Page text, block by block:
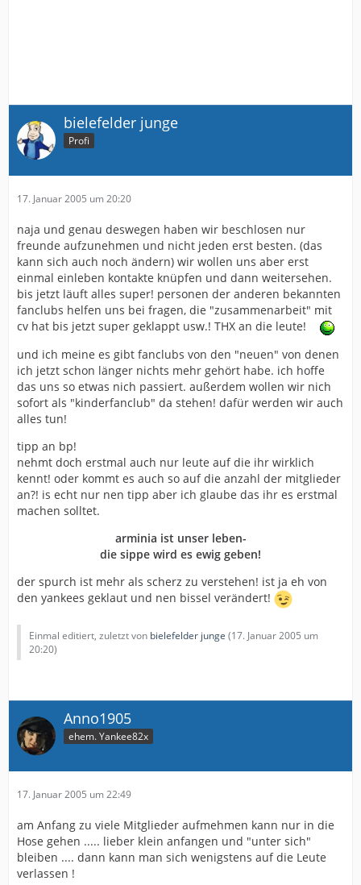
bielefelder junge
Profi
17. Januar 2005 um 20:20
naja und genau deswegen haben wir beschlosen nur
freunde aufzunehmen und nicht jeden erst besten. (das
kann sich auch noch ändern) wir wollen uns aber erst
einmal einleben kontakte knüpfen und dann weitersehen.
bis jetzt läuft alles super! personen der anderen bekannten
fanclubs helfen uns bei fragen, die "zusammenarbeit" mit
cv hat bis jetzt super geklappt usw.! THX an die leute!
und ich meine es gibt fanclubs von den "neuen" von denen
ich jetzt schon länger nichts mehr gehört habe. ich hoffe
das uns so etwas nich passiert. außerdem wollen wir nich
sofort als "kinderfanclub" da stehen! dafür werden wir auch
alles tun!
tipp an bp!
nehmt doch erstmal auch nur leute auf die ihr wirklich
kennt! oder kommt es auch so auf die anzahl der mitglieder
an?! is echt nur nen tipp aber ich glaube das ihr es erstmal
machen solltet.
arminia ist unser leben-
die sippe wird es ewig geben!
der spurch ist mehr als scherz zu verstehen! ist ja eh von
den yankees geklaut und nen bissel verändert!
Einmal editiert, zuletzt von bielefelder junge (17. Januar 2005 um
20:20)
Anno1905
ehem. Yankee82x
17. Januar 2005 um 22:49
am Anfang zu viele Mitglieder aufmehmen kann nur in die
Hose gehen ..... lieber klein anfangen und "unter sich"
bleiben .... dann kann man sich wenigstens auf die Leute
verlassen !